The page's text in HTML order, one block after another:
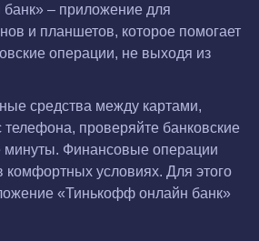
– приложение для
и планшетов, которое помогает
операции, не выходя из
средства между картами,
телефона, проверяйте банковские
минуты. Финансовые операции
условиях. Для этого
«Тинькофф онлайн банк»